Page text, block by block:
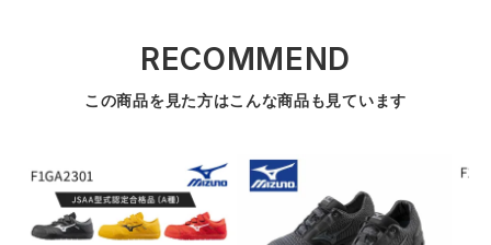
RECOMMEND
この商品を見た方はこんな商品も見ています